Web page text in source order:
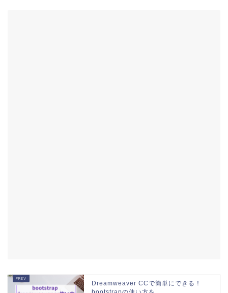
Dreamweaver CCで簡単にできる！